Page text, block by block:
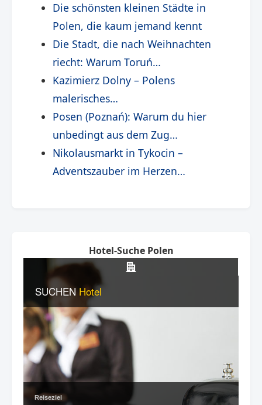
Die schönsten kleinen Städte in
Polen, die kaum jemand kennt
Die Stadt, die nach Weihnachten
riecht: Warum Toruń…
Kazimierz Dolny – Polens
malerisches…
Posen (Poznań): Warum du hier
unbedingt aus dem Zug…
Nikolausmarkt in Tykocin –
Adventszauber im Herzen…
Hotel-Suche Polen